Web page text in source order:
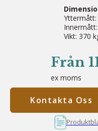
Yttermått:
Vikt: 370
Från
ex moms
Kontakta Oss